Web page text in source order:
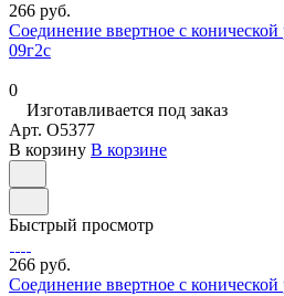
266 руб.
Соединение ввертное с
09г2с
0
Изготавливается под заказ
Арт. O5377
В корзину В корзине
Быстрый просмотр
266 руб.
Соединение ввертное с